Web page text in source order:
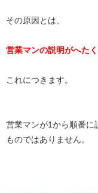
その原因とは、
営業マンの説明がへたく
これにつきます。
営業マンが1から順番に
ものではありません。